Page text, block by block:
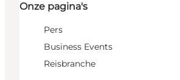
Onze pagina's
Pers
Business Events
Reisbranche